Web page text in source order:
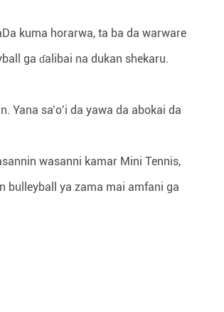
kuma horarwa, ta ba da warware
ga ɗalibai na dukan shekaru.
Yana sa’o’i da yawa da abokai da
wasanni kamar Mini Tennis,
bulleyball ya zama mai amfani ga